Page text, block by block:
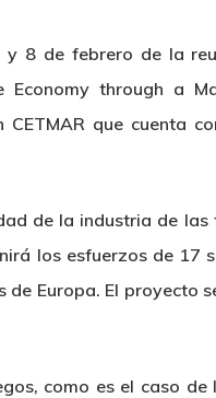
y 8 de febrero de la
through a
que cuenta
de la industria de
los esfuerzos de 17
Europa. El proyecto
como es el caso de